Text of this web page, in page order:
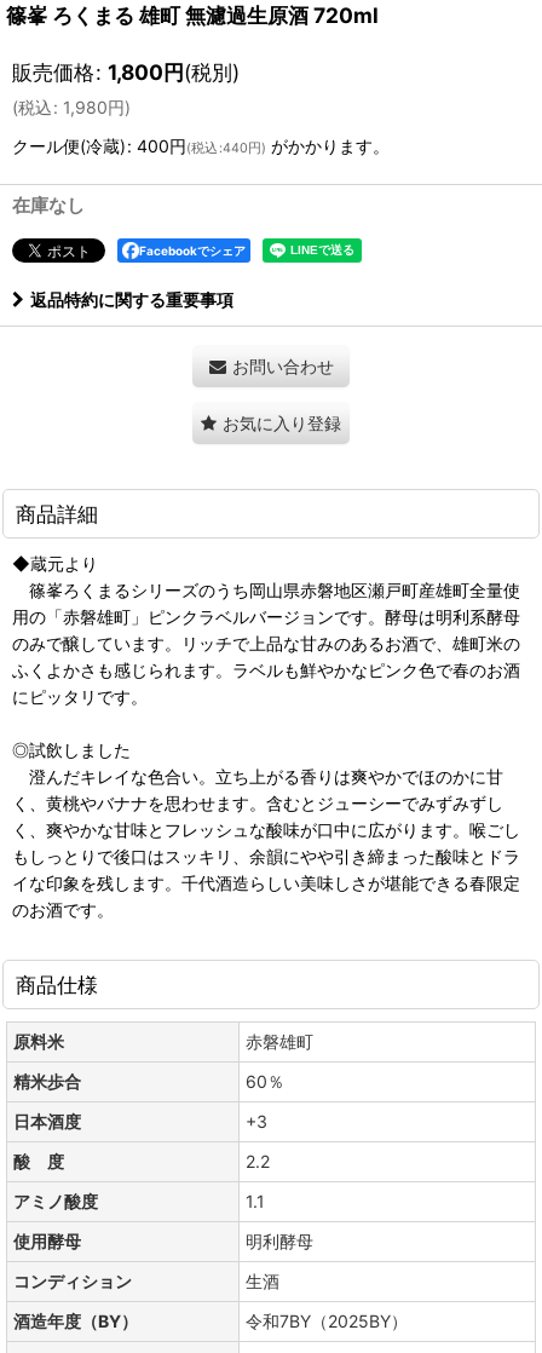
篠峯 ろくまる 雄町 無濾過生原酒 720ml
販売価格: 1,800円(税別)
(税込: 1,980円)
クール便(冷蔵): 400円(税込 :440円) がかかります。
在庫なし
Facebookでシェア
返品特約に関する重要事項
お問い合わせ
お気に入り登録
商品詳細
◆蔵元より
篠峯ろくまるシリーズのうち岡山県赤磐地区瀬戸町産雄町全量使
用の「赤磐雄町」ピンクラベルバージョンです。酵母は明利系酵母
のみで醸しています。リッチで上品な甘みのあるお酒で、雄町米の
ふくよかさも感じられます。ラベルも鮮やかなピンク色で春のお酒
にピッタリです。
◎試飲しました
澄んだキレイな色合い。立ち上がる香りは爽やかでほのかに甘
く、黄桃やバナナを思わせます。含むとジューシーでみずみずし
く、爽やかな甘味とフレッシュな酸味が口中に広がります。喉ごし
もしっとりで後口はスッキリ、余韻にやや引き締まった酸味とドラ
イな印象を残します。千代酒造らしい美味しさが堪能できる春限定
のお酒です。
商品仕様
原料米
赤磐雄町
精米歩合
60％
日本酒度
+3
酸 度
2.2
アミノ酸度
1.1
使用酵母
明利酵母
コンディション
生酒
酒造年度（BY）
令和7BY（2025BY）